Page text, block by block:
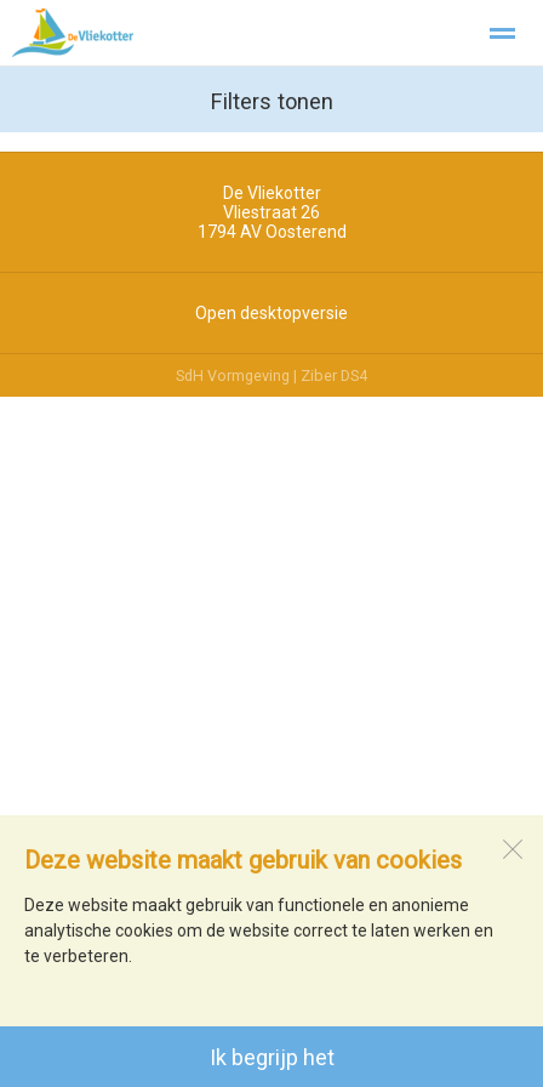
Privacy
Pagina's
Deze website maakt gebruik van cookies
Deze website maakt gebruik van functionele en anonieme
analytische cookies om de website correct te laten werken en
te verbeteren.
Ik begrijp het
Filters tonen
De Vliekotter
Vliestraat 26
1794 AV Oosterend
Open desktopversie
SdH Vormgeving | Ziber DS4